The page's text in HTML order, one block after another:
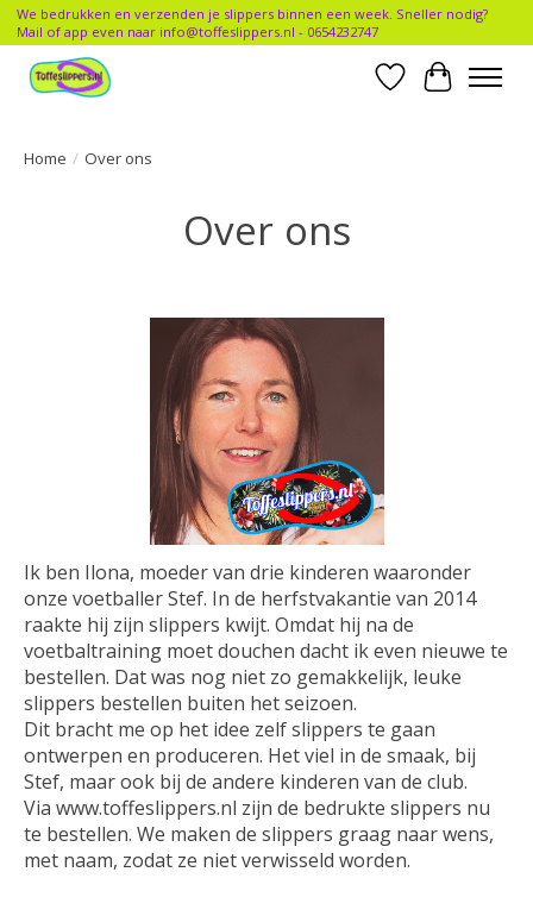
We bedrukken en verzenden je slippers binnen een week. Sneller nodig?
Mail of app even naar info@toffeslippers.nl - 0654232747
Verlanglijst
Home / Over ons
Over ons
Ik ben Ilona, moeder van drie kinderen waaronder
onze voetballer Stef. In de herfstvakantie van 2014
raakte hij zijn slippers kwijt. Omdat hij na de
voetbaltraining moet douchen dacht ik even nieuwe te
bestellen. Dat was nog niet zo gemakkelijk, leuke
slippers bestellen buiten het seizoen.
Dit bracht me op het idee zelf slippers te gaan
ontwerpen en produceren. Het viel in de smaak, bij
Stef, maar ook bij de andere kinderen van de club.
Via www.toffeslippers.nl zijn de bedrukte slippers nu
te bestellen. We maken de slippers graag naar wens,
met naam, zodat ze niet verwisseld worden.